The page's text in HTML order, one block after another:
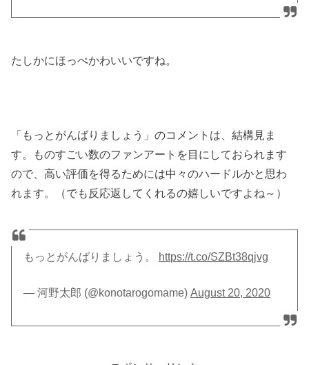
たしかにほっぺかわいいですね。
「もっとがんばりましょう」のコメントは、結構見ま
す。ものすごい数のファンアートを目にしておられます
ので、高い評価を得るためには中々のハードルかと思わ
れます。（でも反応返してくれるの嬉しいですよね～）
もっとがんばりましょう。 https://t.co/SZBt38qjvg
— 河野太郎 (@konotarogomame)August 20, 2020